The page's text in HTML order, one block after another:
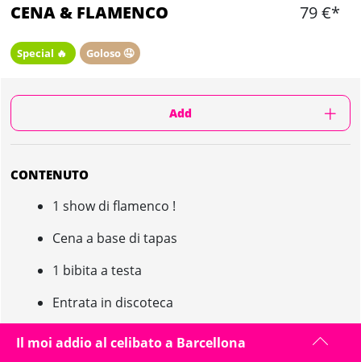
CENA & FLAMENCO 79 €*
Special 🔥 Goloso 🤤
Add
CONTENUTO
1 show di flamenco !
Cena a base di tapas
1 bibita a testa
Entrata in discoteca
Il moi addio al celibato a Barcellona